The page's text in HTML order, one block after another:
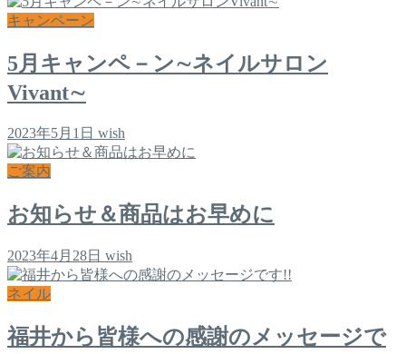
キャンペーン
5月キャンペ－ン∼ネイルサロン
Vivant∼
2023年5月1日 wish
ご案内
お知らせ＆商品はお早めに
2023年4月28日 wish
ネイル
福井から皆様への感謝のメッセージで